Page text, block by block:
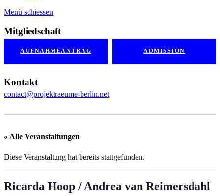
Menü schiessen
Mitgliedschaft
AUFNAHMEANTRAG ADMISSION
Kontakt
contact@projektraeume-berlin.net
« Alle Veranstaltungen
Diese Veranstaltung hat bereits stattgefunden.
Ricarda Hoop / Andrea van Reimersdahl